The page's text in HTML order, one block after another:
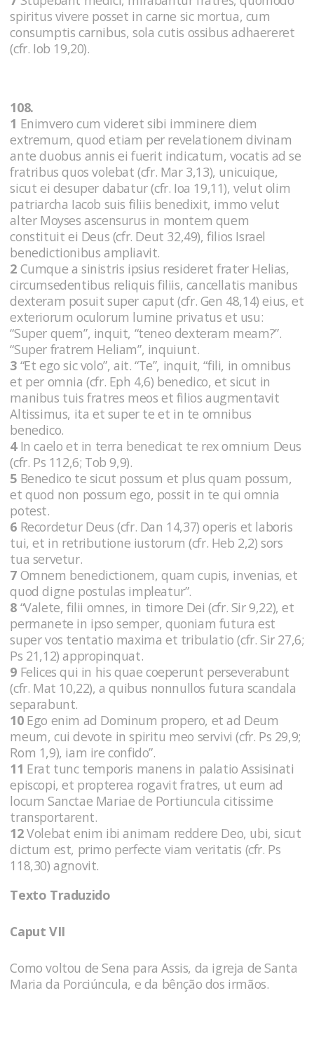
spiritus vivere posset in carne sic mortua, cum
consumptis carnibus, sola cutis ossibus adhaereret
(cfr. Iob 19,20).
108.
1 Enimvero cum videret sibi imminere diem
extremum, quod etiam per revelationem divinam
ante duobus annis ei fuerit indicatum, vocatis ad se
fratribus quos volebat (cfr. Mar 3,13), unicuique,
sicut ei desuper dabatur (cfr. Ioa 19,11), velut olim
patriarcha Iacob suis filiis benedixit, immo velut
alter Moyses ascensurus in montem quem
constituit ei Deus (cfr. Deut 32,49), filios Israel
benedictionibus ampliavit.
2 Cumque a sinistris ipsius resideret frater Helias,
circumsedentibus reliquis filiis, cancellatis manibus
dexteram posuit super caput (cfr. Gen 48,14) eius, et
exteriorum oculorum lumine privatus et usu:
“Super quem”, inquit, “teneo dexteram meam?”.
“Super fratrem Heliam”, inquiunt.
3 “Et ego sic volo”, ait. “Te”, inquit, “fili, in omnibus
et per omnia (cfr. Eph 4,6) benedico, et sicut in
manibus tuis fratres meos et filios augmentavit
Altissimus, ita et super te et in te omnibus
benedico.
4In caelo et in terra benedicat te rex omnium Deus
(cfr. Ps 112,6; Tob 9,9).
5 Benedico te sicut possum et plus quam possum,
et quod non possum ego, possit in te qui omnia
potest.
6 Recordetur Deus (cfr. Dan 14,37) operis et laboris
tui, et in retributione iustorum (cfr. Heb 2,2) sors
tua servetur.
7 Omnem benedictionem, quam cupis, invenias, et
quod digne postulas impleatur”.
8 “Valete, filii omnes, in timore Dei (cfr. Sir 9,22), et
permanete in ipso semper, quoniam futura est
super vos tentatio maxima et tribulatio (cfr. Sir 27,6;
Ps 21,12) appropinquat.
9 Felices qui in his quae coeperunt perseverabunt
(cfr. Mat 10,22), a quibus nonnullos futura scandala
separabunt.
10Ego enim ad Dominum propero, et ad Deum
meum, cui devote in spiritu meo servivi (cfr. Ps 29,9;
Rom 1,9), iam ire confido”.
11 Erat tunc temporis manens in palatio Assisinati
episcopi, et propterea rogavit fratres, ut eum ad
locum Sanctae Mariae de Portiuncula citissime
transportarent.
12Volebat enim ibi animam reddere Deo, ubi, sicut
dictum est, primo perfecte viam veritatis (cfr. Ps
118,30) agnovit.
Texto Traduzido
Caput VII
Como voltou de Sena para Assis, da igreja de Santa
Maria da Porciúncula, e da bênção dos irmãos.